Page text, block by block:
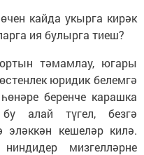
кайда укырга кирәк
ия булырга тиеш?
тәмамлау, югары
юридик белемгә
беренче карашка
алай түгел, безгә
кешеләр килә.
мизгелләрне